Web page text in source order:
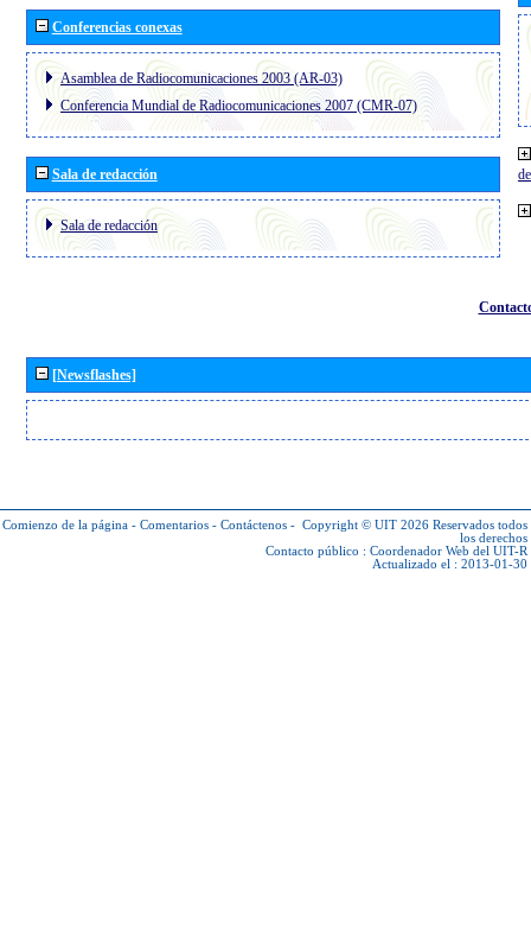
Conferencias conexas
Asamblea de Radiocomunicaciones 2003 (AR-03)
Conferencia Mundial de Radiocomunicaciones 2007 (CMR-07)
Sala de redacción
Sala de redacción
[Newsflashes]
Comienzo de la página - Comentarios - Contáctenos - Copyright © UIT 2026 Reservados todos
los derechos
Contacto público : Coordenador Web del UIT-R
Actualizado el : 2013-01-30